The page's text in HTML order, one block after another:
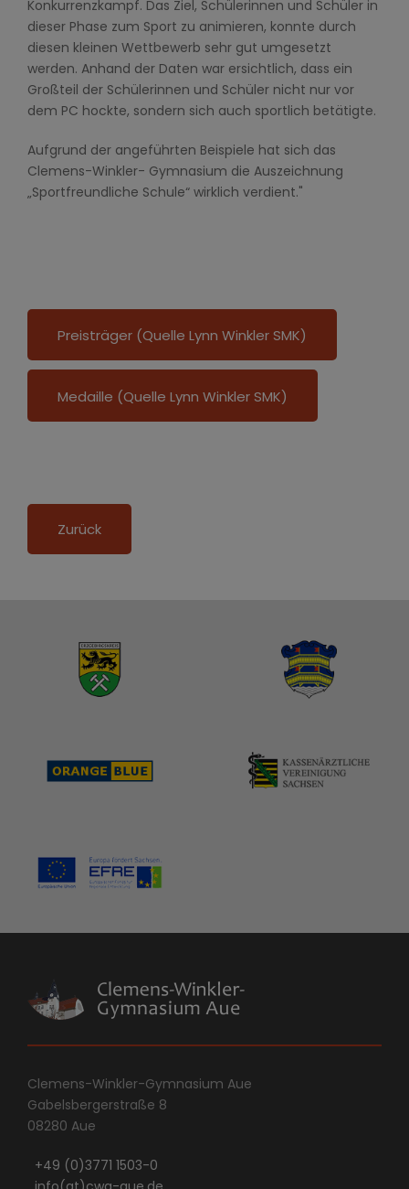
Konkurrenzkampf. Das Ziel, Schülerinnen und Schüler in
dieser Phase zum Sport zu animieren, konnte durch
diesen kleinen Wettbewerb sehr gut umgesetzt
werden. Anhand der Daten war ersichtlich, dass ein
Großteil der Schülerinnen und Schüler nicht nur vor
dem PC hockte, sondern sich auch sportlich betätigte.
Aufgrund der angeführten Beispiele hat sich das
Clemens-Winkler- Gymnasium die Auszeichnung
„Sportfreundliche Schule“ wirklich verdient."
Preisträger (Quelle Lynn Winkler SMK)
Medaille (Quelle Lynn Winkler SMK)
Zurück
Clemens-Winkler-Gymnasium Aue
Gabelsbergerstraße 8
08280 Aue
+49 (0)3771 1503-0